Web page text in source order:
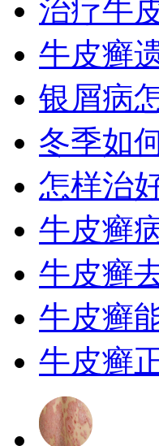
治疗牛
牛皮癣
银屑病
冬季如
怎样治
牛皮癣
牛皮癣
牛皮癣
牛皮癣